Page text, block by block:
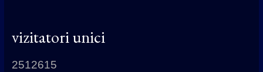
vizitatori unici
2512615